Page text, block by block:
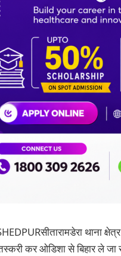
थाना
कर ओडिशा से बिहार ले जा